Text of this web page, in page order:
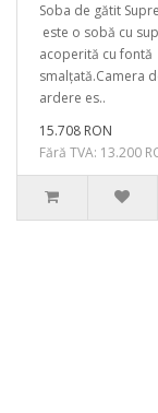
Soba de gătit
este o sobă cu
acoperită cu fontă
smalțată.Camera
ardere es..
15.708 RON
Fără TVA: 13.200